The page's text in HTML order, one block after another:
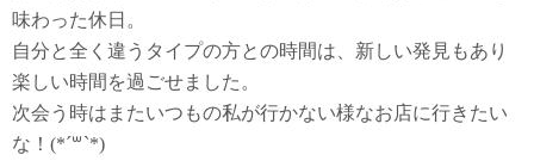
味わった休日。
自分と全く違うタイプの方との時間は、新しい発見もあり
楽しい時間を過ごせました。
次会う時はまたいつもの私が行かない様なお店に行きたい
な！(*´꒳`*)